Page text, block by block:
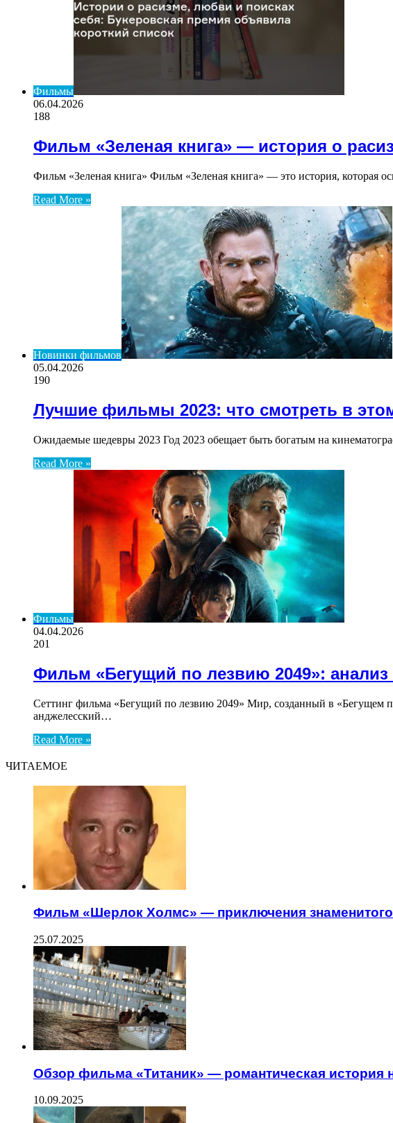
Фильмы
06.04.2026
188
Фильм «Зеленая книга» — история о
Фильм «Зеленая книга» Фильм «Зеленая книга» — это история, которая
Read More »
Новинки фильмов
05.04.2026
190
Лучшие фильмы 2023: что смотреть в
Ожидаемые шедевры 2023 Год 2023 обещает быть богатым на
Read More »
Фильмы
04.04.2026
201
Фильм «Бегущий по лезвию 2049»:
Сеттинг фильма «Бегущий по лезвию 2049» Мир, созданный в «Бегущем
анджелесский…
Read More »
ЧИТАЕМОЕ
Фильм «Шерлок Холмс» — приключения
25.07.2025
Обзор фильма «Титаник» — романтическая история
10.09.2025